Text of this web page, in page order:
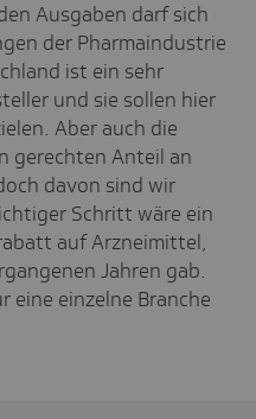
Ausgaben darf sich
der Pharmaindustrie
ist ein sehr
und sie sollen hier
Aber auch die
gerechten Anteil an
davon sind wir
Schritt wäre ein
auf Arzneimittel,
Jahren gab.
eine einzelne Branche